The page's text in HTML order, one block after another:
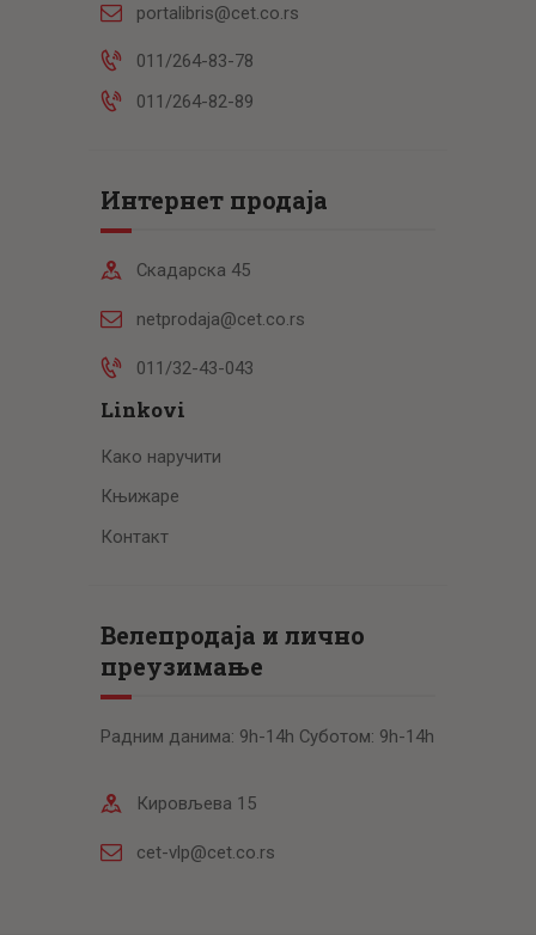
portalibris@cet.co.rs
011/264-83-78
011/264-82-89
Интернет продаја
Скадарска 45
netprodaja@cet.co.rs
011/32-43-043
Linkovi
Како наручити
Књижаре
Контакт
Велепродаја и лично
преузимање
Радним данима: 9h-14h Суботом: 9h-14h
Кировљева 15
cet-vlp@cet.co.rs